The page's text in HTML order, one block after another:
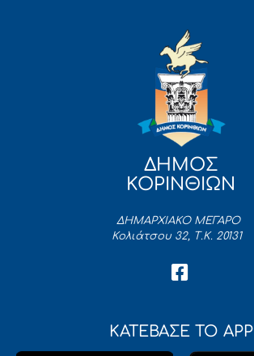
ΔΗΜΟΣ
ΚΟΡΙΝΘΙΩΝ
ΔΗΜΑΡΧΙΑΚΟ ΜΕΓΑΡΟ
Κολιάτσου 32, Τ.Κ. 20131
ΚΑΤΕΒΑΣΕ ΤΟ APP